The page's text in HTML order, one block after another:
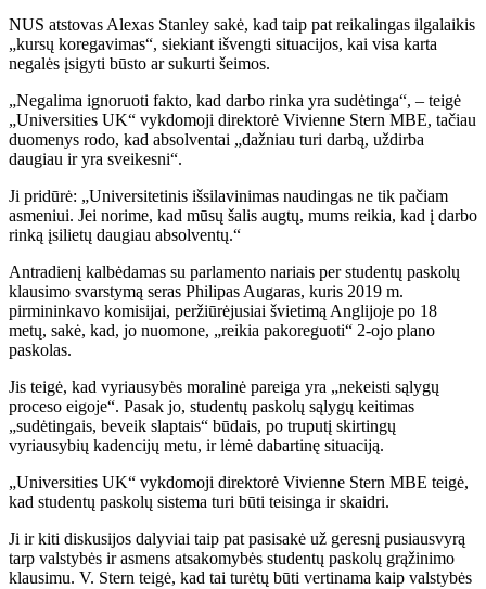
NUS atstovas Alexas Stanley sakė, kad taip pat reikalingas ilgalaikis
„kursų koregavimas“, siekiant išvengti situacijos, kai visa karta
negalės įsigyti būsto ar sukurti šeimos.
„Negalima ignoruoti fakto, kad darbo rinka yra sudėtinga“, – teigė
„Universities UK“ vykdomoji direktorė Vivienne Stern MBE, tačiau
duomenys rodo, kad absolventai „dažniau turi darbą, uždirba
daugiau ir yra sveikesni“.
Ji pridūrė: „Universitetinis išsilavinimas naudingas ne tik pačiam
asmeniui. Jei norime, kad mūsų šalis augtų, mums reikia, kad į darbo
rinką įsilietų daugiau absolventų.“
Antradienį kalbėdamas su parlamento nariais per studentų paskolų
klausimo svarstymą seras Philipas Augaras, kuris 2019 m.
pirmininkavo komisijai, peržiūrėjusiai švietimą Anglijoje po 18
metų, sakė, kad, jo nuomone, „reikia pakoreguoti“ 2-ojo plano
paskolas.
Jis teigė, kad vyriausybės moralinė pareiga yra „nekeisti sąlygų
proceso eigoje“. Pasak jo, studentų paskolų sąlygų keitimas
„sudėtingais, beveik slaptais“ būdais, po truputį skirtingų
vyriausybių kadencijų metu, ir lėmė dabartinę situaciją.
„Universities UK“ vykdomoji direktorė Vivienne Stern MBE teigė,
kad studentų paskolų sistema turi būti teisinga ir skaidri.
Ji ir kiti diskusijos dalyviai taip pat pasisakė už geresnį pusiausvyrą
tarp valstybės ir asmens atsakomybės studentų paskolų grąžinimo
klausimu. V. Stern teigė, kad tai turėtų būti vertinama kaip valstybės